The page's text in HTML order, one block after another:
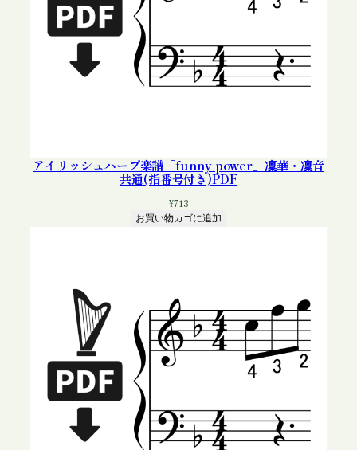
アイリッシュハープ楽譜「funny power」凜華・凜音
共通(指番号付き)PDF
¥713
お買い物カゴに追加